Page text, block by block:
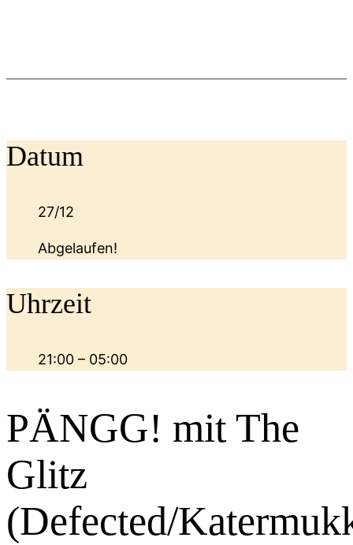
Datum
27/12
Abgelaufen!
Uhrzeit
21:00 – 05:00
PÄNGG! mit The
Glitz
(Defected/